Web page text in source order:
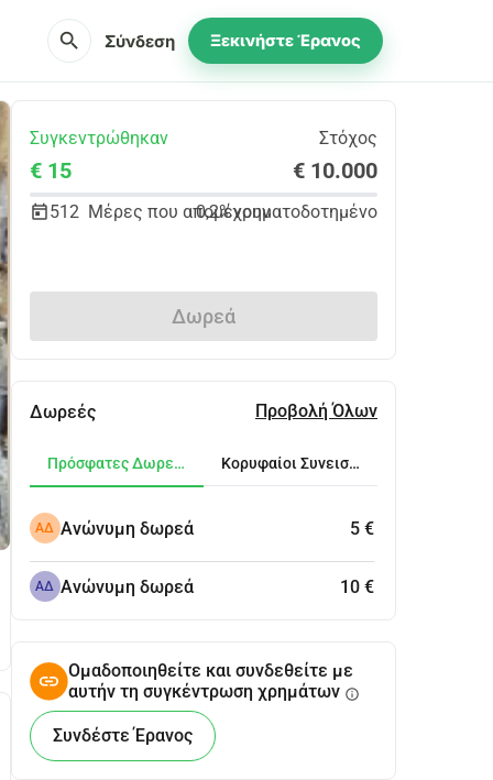
search Σύνδεση Ξεκινήστε Έρανος
Συγκεντρώθηκαν Στόχος
€ 15 € 10.000
512 Μέρες που απομένουν
0,2%χρηματοδοτημένο
Δωρεά
Δωρεές Προβολή Όλων
Πρόσφατες Δωρεές Κορυφαίοι Συνεισφέροντες
ΑΔ Ανώνυμη δωρεά 5 €
ΑΔ Ανώνυμη δωρεά 10 €
Ομαδοποιηθείτε και συνδεθείτε με
αυτήν τη συγκέντρωση χρημάτων info
Συνδέστε Έρανος